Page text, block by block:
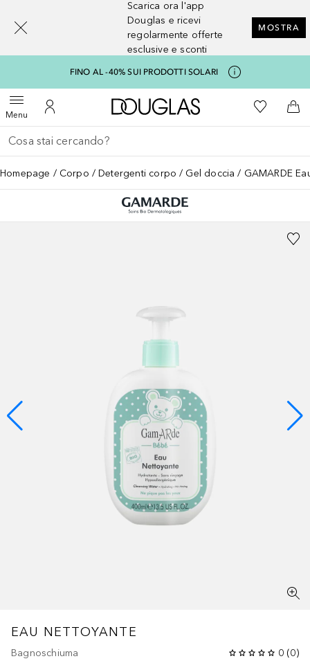
Scarica ora l'app
Douglas e ricevi
regolarmente offerte
esclusive e sconti
MOSTRA
FINO AL -40% SUI PRODOTTI SOLARI
MenuApri menuAl Mio Account
A Douglas HomeAlla Mia
Al
Torna indietro
Esegui ricerca
Homepage Corpo Detergenti corpo Gel doccia GAMARDE
EAU NETTOYANTE
Bagnoschiuma 0 (0)
[navigation.slideout.screenreader]